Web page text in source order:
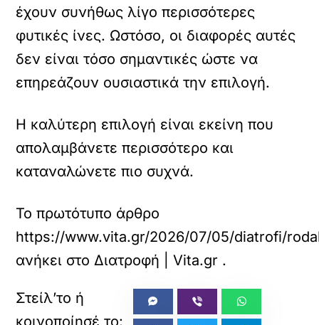
έχουν συνήθως λίγο περισσότερες
φυτικές ίνες. Ωστόσο, οι διαφορές αυτές
δεν είναι τόσο σημαντικές ώστε να
επηρεάζουν ουσιαστικά την επιλογή.
Η καλύτερη επιλογή είναι εκείνη που
απολαμβάνετε περισσότερο και
καταναλώνετε πιο συχνά.
Το πρωτότυπο άρθρο
https://www.vita.gr/2026/07/05/diatrofi/
ανήκει στοΔιατροφή | Vita.gr .